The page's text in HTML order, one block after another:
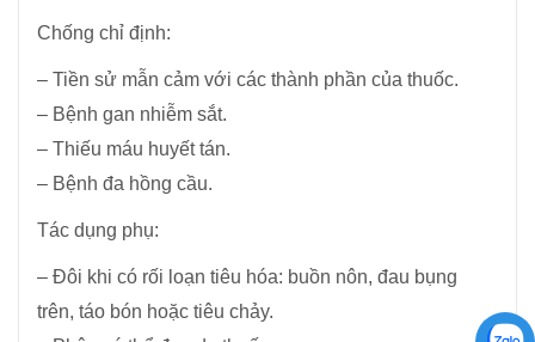
Chống chỉ định:
– Tiền sử mẫn cảm với các thành phần của thuốc.
– Bệnh gan nhiễm sắt.
– Thiếu máu huyết tán.
– Bệnh đa hồng cầu.
Tác dụng phụ:
– Đôi khi có rối loạn tiêu hóa: buồn nôn, đau bụng
trên, táo bón hoặc tiêu chảy.